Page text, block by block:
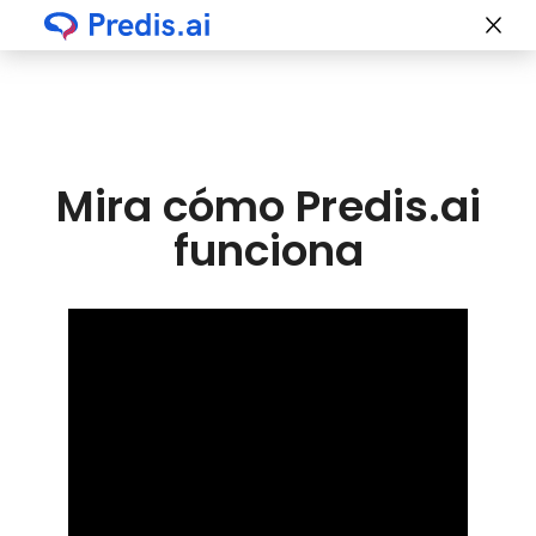
Mira cómo Predis.ai
funciona